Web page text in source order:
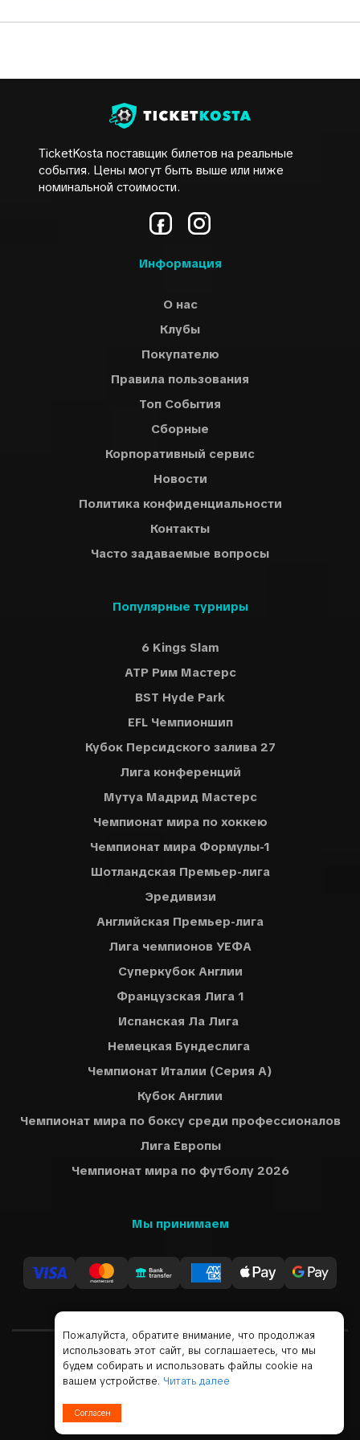
TicketKosta поставщик билетов на реальные
события. Цены могут быть выше или ниже
номинальной стоимости.
Информация
О нас
Клубы
Покупателю
Правила пользования
Топ События
Сборные
Корпоративный сервис
Новости
Политика конфиденциальности
Контакты
Часто задаваемые вопросы
Популярные турниры
6 Kings Slam
ATP Рим Мастерс
BST Hyde Park
EFL Чемпионшип
Кубок Персидского залива 27
Лига конференций
Мутуа Мадрид Мастерс
Чемпионат мира по хоккею
Чемпионат мира Формулы-1
Шотландская Премьер-лига
Эредивизи
Английская Премьер-лига
Лига чемпионов УЕФА
Суперкубок Англии
Французская Лига 1
Испанская Ла Лига
Немецкая Бундеслига
Чемпионат Италии (Серия A)
Кубок Англии
Чемпионат мира по боксу среди профессионалов
Лига Европы
Чемпионат мира по футболу 2026
Мы принимаем
Русский USD
© 2019 - 2026 Все права защищены
Пожалуйста, обратите внимание, что продолжая
использовать этот сайт, вы соглашаетесь, что мы
будем собирать и использовать файлы cookie на
вашем устройстве. Читать далее
Согласен